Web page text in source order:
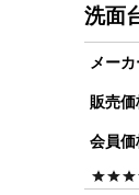
洗面
メー
販売価
会員価